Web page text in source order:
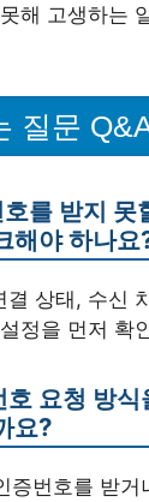
해 고생하는
질문
를 받지 못
해야 하나요
결 상태, 수신
정을 먼저 확
요청 방식
요?
증번호를 받거